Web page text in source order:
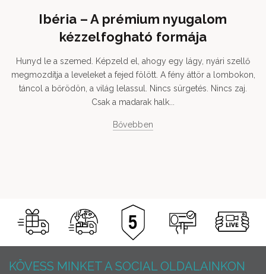
Ibéria – A prémium nyugalom
kézzelfogható formája
Hunyd le a szemed. Képzeld el, ahogy egy lágy, nyári szellő
megmozdítja a leveleket a fejed fölött. A fény áttör a lombokon,
táncol a bőrödön, a világ lelassul. Nincs sürgetés. Nincs zaj.
Csak a madarak halk...
Bővebben
KÖVESS MINKET A SOCIAL OLDALAINKON